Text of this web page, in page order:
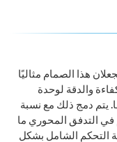
هذا الصمام مثاليًا
والدقة لوحدة
يتم دمج ذلك مع نسبة
في التدفق المحوري ما
التحكم الشامل بشكل